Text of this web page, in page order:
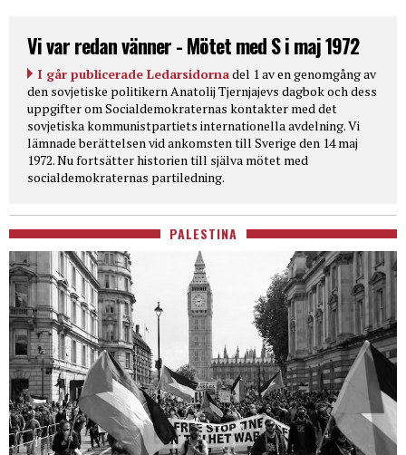
Vi var redan vänner - Mötet med S i maj 1972
I går publicerade Ledarsidornadel 1 av en genomgång av
den sovjetiske politikern Anatolij Tjernjajevs dagbok och dess
uppgifter om Socialdemokraternas kontakter med det
sovjetiska kommunistpartiets internationella avdelning. Vi
lämnade berättelsen vid ankomsten till Sverige den 14 maj
1972. Nu fortsätter historien till själva mötet med
socialdemokraternas partiledning.
PALESTINA